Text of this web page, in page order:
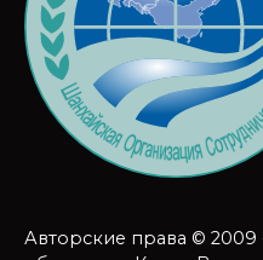
Авторские права © 2009